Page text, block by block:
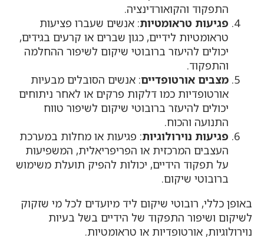
התפקוד והקואורדינציה.
פגיעות טראומטיות: אנשים שעברו פציעות
טראומטיות לידיים, כגון שברים או קרעים בגידים,
יכולים להיעזר ברובוטי שיקום לשיפור ההחלמה
והתפקוד.
מצבים אורטופדיים: אנשים הסובלים מבעיות
אורטופדיות כמו דלקות פרקים או לאחר ניתוחים
יכולים להיעזר ברובוטי שיקום לשיפור טווח
התנועה והכוח.
פגיעות נוירולוגיות: פגיעות או מחלות במערכת
העצבים המרכזית או הפריפריאלית, המשפיעות
על תפקוד הידיים, יכולות להפיק תועלת משימוש
ברובוטי שיקום.
באופן כללי, רובוטי שיקום ליד מיועדים לכל מי שזקוק
לשיקום ושיפור התפקוד של הידיים בשל בעיות
נוירולוגיות, אורטופדיות או טראומטיות.